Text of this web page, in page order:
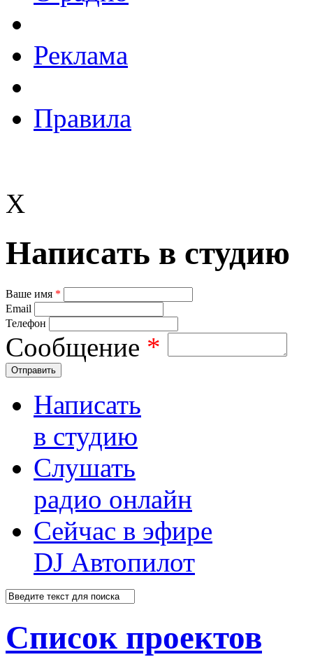
Реклама
Правила
X
Написать в студию
Ваше имя *
Email
Телефон
Сообщение *
Отправить
Написать
в студию
Слушать
радио онлайн
Сейчас в эфире
DJ Автопилот
Список проектов